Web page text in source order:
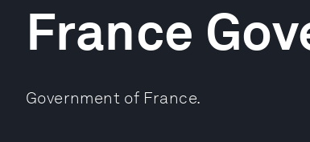
France
Government of France.